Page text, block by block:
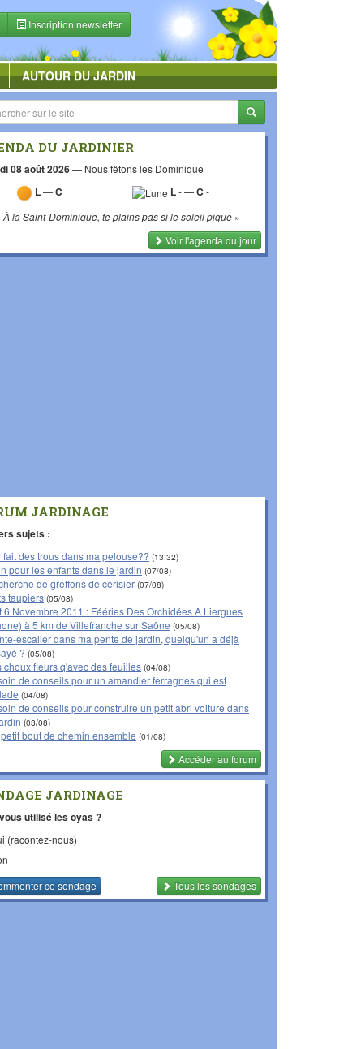
Inscription newsletter
AUTOUR DU JARDIN
DU JARDINIER
08 août 2026— Nous fêtons les Dominique
L—C L-—C-
À la Saint-Dominique, te plains pas si le soleil pique »
Voir l'agenda du jour
JARDINAGE
sujets :
fait des trous dans ma pelouse?? (13:32)
pour les enfants dans le jardin (07/08)
de greffons de cerisier(07/08)
taupiers (05/08)
6 Novembre 2011 : Fééries Des Orchidées À Liergues
à 5 km de Villefranche sur Saône (05/08)
escalier dans ma pente de jardin, quelqu'un a déjà
? (05/08)
choux fleurs q'avec des feuilles (04/08)
de conseils pour un amandier ferragnes qui est
(04/08)
de conseils pour construire un petit abri voiture dans
(03/08)
bout de chemin ensemble (01/08)
Accéder au forum
JARDINAGE
utilisé les oyas ?
(racontez-nous)
ce sondage Tous les sondages